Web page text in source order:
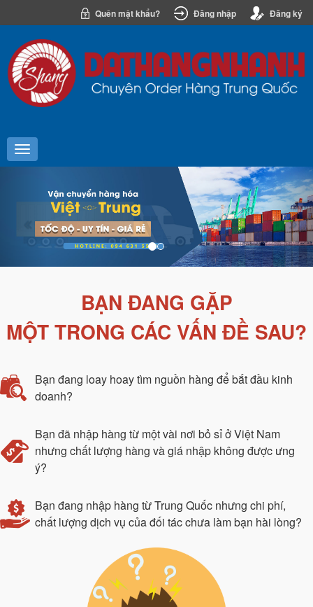
Quên mật khẩu? Đăng nhập Đăng ký
BẠN ĐANG GẶP
MỘT TRONG CÁC VẤN ĐỀ SAU?
Bạn đang loay hoay tìm nguồn hàng để bắt đầu kinh
doanh?
Bạn đã nhập hàng từ một vài nơi bỏ sỉ ở Việt Nam
nhưng chất lượng hàng và giá nhập không được ưng
ý?
Bạn đang nhập hàng từ Trung Quốc nhưng chi phí,
chất lượng dịch vụ của đối tác chưa làm bạn hài lòng?